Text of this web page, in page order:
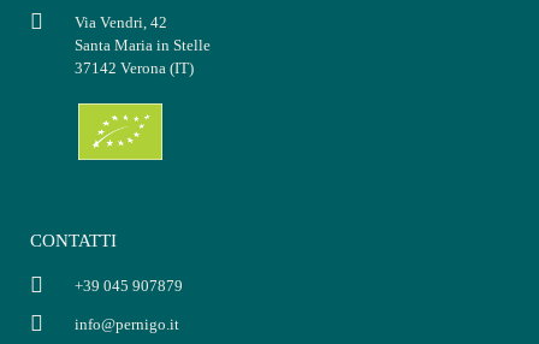
Via Vendri, 42
Santa Maria in Stelle
37142 Verona (IT)
CONTATTI
+39 045 907879
info@pernigo.it